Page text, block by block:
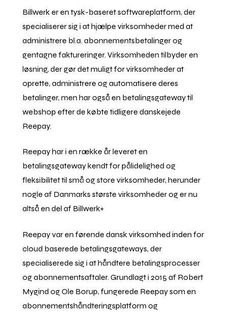
Billwerk er en tysk-baseret softwareplatform, der
specialiserer sig i at hjælpe virksomheder med at
administrere bl.a. abonnementsbetalinger og
gentagne faktureringer. Virksomheden tilbyder en
løsning, der gør det muligt for virksomheder at
oprette, administrere og automatisere deres
betalinger, men har også en betalingsgateway til
webshop efter de købte tidligere danskejede
Reepay.
Reepay har i en række år leveret en
betalingsgateway kendt for pålidelighed og
fleksibilitet til små og store virksomheder, herunder
nogle af Danmarks største virksomheder og er nu
altså en del af Billwerk+
Reepay var en førende dansk virksomhed inden for
cloud baserede betalingsgateways, der
specialiserede sig i at håndtere betalingsprocesser
og abonnementsaftaler. Grundlagt i 2015 af Robert
Mygind og Ole Borup, fungerede Reepay som en
abonnementshåndteringsplatform og